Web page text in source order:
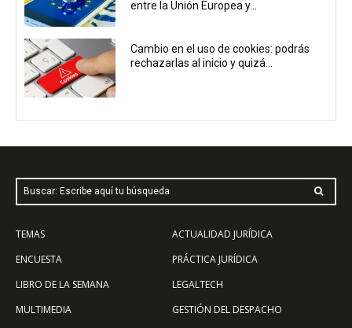
entre la Unión Europea y...
Cambio en el uso de cookies: podrás
rechazarlas al inicio y quizá...
Buscar: Escribe aquí tu búsqueda
TEMAS
ENCUESTA
LIBRO DE LA SEMANA
MULTIMEDIA
ACTUALIDAD JURÍDICA
PRÁCTICA JURÍDICA
LEGALTECH
GESTIÓN DEL DESPACHO